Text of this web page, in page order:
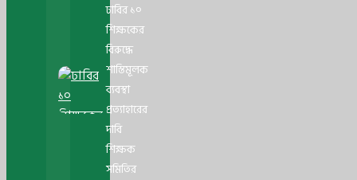
ঢাবির ১০
শিক্ষকের
বিরুদ্ধে
শাস্তিমূলক
ব্যবস্থা
প্রত্যাহারের
দাবি
শিক্ষক
সমিতির